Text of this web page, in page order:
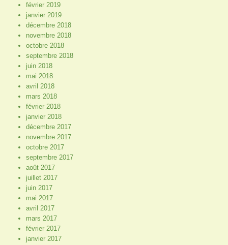
février 2019
janvier 2019
décembre 2018
novembre 2018
octobre 2018
septembre 2018
juin 2018
mai 2018
avril 2018
mars 2018
février 2018
janvier 2018
décembre 2017
novembre 2017
octobre 2017
septembre 2017
août 2017
juillet 2017
juin 2017
mai 2017
avril 2017
mars 2017
février 2017
janvier 2017